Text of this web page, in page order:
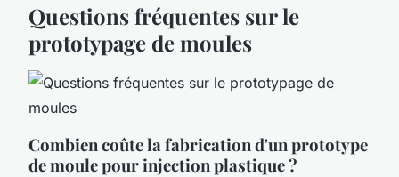
Questions fréquentes sur le
prototypage de moules
Combien coûte la fabrication d'un prototype
de moule pour injection plastique ?